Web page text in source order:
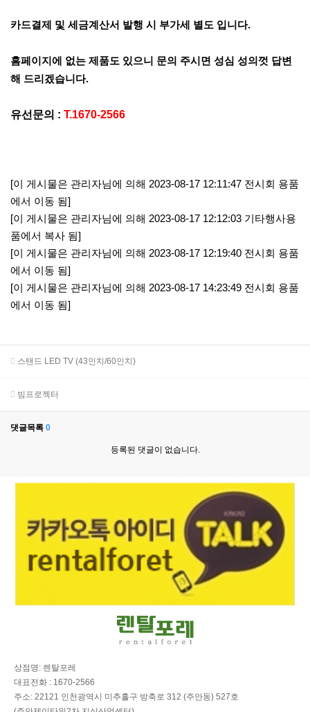
카드결제 및 세금계산서 발행 시 부가세 별도 입니다.
홈페이지에 없는 제품도 있으니 문의 주시면 성심 성의껏 답변
해 드리겠습니다.
유선문의 : T.1670-2566
[이 게시물은 관리자님에 의해 2023-08-17 12:11:47 전시회 용품
에서 이동 됨]
[이 게시물은 관리자님에 의해 2023-08-17 12:12:03 기타행사용
품에서 복사 됨]
[이 게시물은 관리자님에 의해 2023-08-17 12:19:40 전시회 용품
에서 이동 됨]
[이 게시물은 관리자님에 의해 2023-08-17 14:23:49 전시회 용품
에서 이동 됨]
스탠드 LED TV (43인치/60인치)
빔프로젝터
댓글목록 0
등록된 댓글이 없습니다.
상점명: 렌탈포레
대표전화 : 1670-2566
주소: 22121 인천광역시 미추홀구 방축로 312 (주안동) 527호